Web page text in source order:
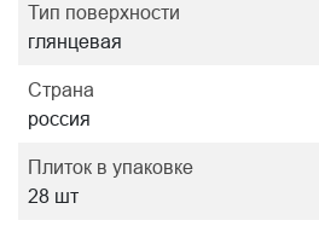
Тип поверхности
глянцевая
Страна
россия
Плиток в упаковке
28 шт